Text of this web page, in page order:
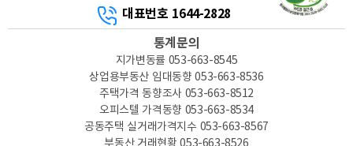
대표번호 1644-2828
통계문의
지가변동률 053-663-8545
상업용부동산 임대동향 053-663-8536
주택가격 동향조사 053-663-8512
오피스텔 가격동향 053-663-8534
공동주택 실거래가격지수 053-663-8567